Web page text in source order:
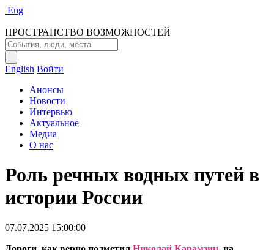
Eng
ПРОСТРАНСТВО ВОЗМОЖНОСТЕЙ
English Войти
Анонсы
Новости
Интервью
Актуальное
Медиа
О нас
Роль речных водных путей в
истории России
07.07.2025 15:00:00